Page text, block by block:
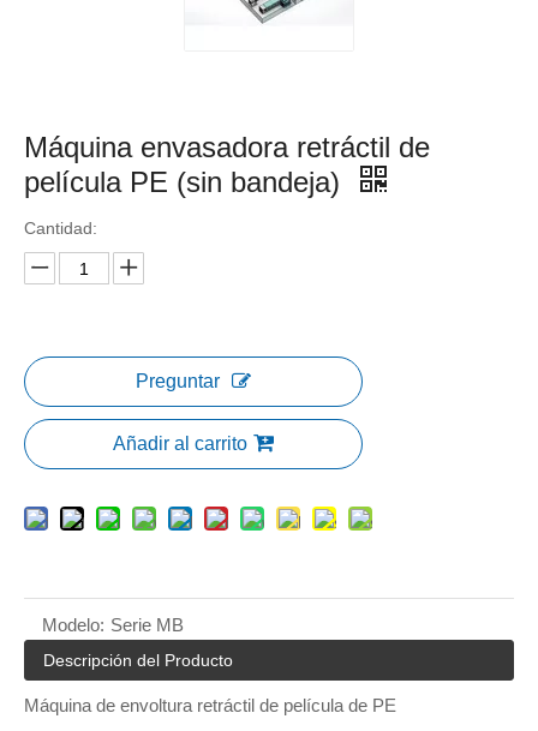
Máquina envasadora retráctil de
película PE (sin bandeja)
Cantidad:
Preguntar
Añadir al carrito
Modelo: Serie MB
Descripción del Producto
Máquina de envoltura retráctil de película de PE